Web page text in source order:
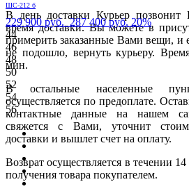
В день доставки Курьер
время доставки. Вы можете в
примерить заказанные Вами вещи, и
не подошло, вернуть курьеру.
мин.
В остальные населенные
осуществляется по предоплате.
контактные данные на нашем
свяжется с Вами, уточнит
доставки и вышлет счет на оплату.
Возврат осуществляется в течении
получения товара покупателем.
ШС-212 б
229 900 руб. 287 400 руб. 20%
44
46
48
50
52
54
56